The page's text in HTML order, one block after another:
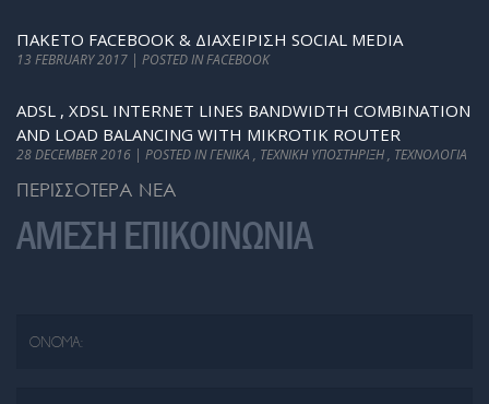
ΠΑΚΈΤΟ FACEBOOK & ΔΙΑΧΕΊΡΙΣΗ SOCIAL MEDIA
13 FEBRUARY 2017 | POSTED IN FACEBOOK
ADSL , XDSL INTERNET LINES BANDWIDTH COMBINATION
AND LOAD BALANCING WITH MIKROTIK ROUTER
28 DECEMBER 2016 | POSTED IN ΓΕΝΙΚΆ , ΤΕΧΝΙΚΉ ΥΠΟΣΤΉΡΙΞΗ , ΤΕΧΝΟΛΟΓΊΑ
ΠΕΡΙΣΣΟΤΕΡΑ ΝΕΑ
ΑΜΕΣΗ ΕΠΙΚΟΙΝΩΝΙΑ